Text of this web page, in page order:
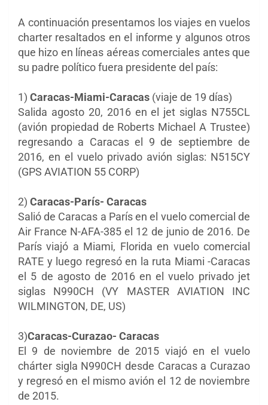
A continuación presentamos los viajes en vuelos
charter resaltados en el informe y algunos otros
que hizo en líneas aéreas comerciales antes que
su padre político fuera presidente del país:
1) Caracas-Miami-Caracas (viaje de 19 días)
Salida agosto 20, 2016 en el jet siglas N755CL
(avión propiedad de Roberts Michael A Trustee)
regresando a Caracas el 9 de septiembre de
2016, en el vuelo privado avión siglas: N515CY
(GPS AVIATION 55 CORP)
2) Caracas-París- Caracas
Salió de Caracas a París en el vuelo comercial de
Air France N-AFA-385 el 12 de junio de 2016. De
París viajó a Miami, Florida en vuelo comercial
RATE y luego regresó en la ruta Miami -Caracas
el 5 de agosto de 2016 en el vuelo privado jet
siglas N990CH (VY MASTER AVIATION INC
WILMINGTON, DE, US)
3)Caracas-Curazao- Caracas
El 9 de noviembre de 2015 viajó en el vuelo
chárter sigla N990CH desde Caracas a Curazao
y regresó en el mismo avión el 12 de noviembre
de 2015.